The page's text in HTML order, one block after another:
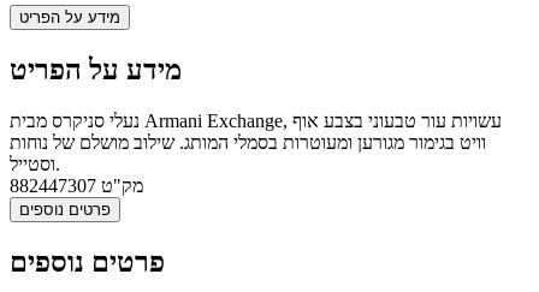
מידע על הפריט
מידע על הפריט
נעלי סניקרס מבית Armani Exchange, עשויות עור טבעוני בצבע אוף
וויט בגימור מגורען ומעוטרות בסמלי המותג. שילוב מושלם של נוחות
וסטייל.
מק"ט 882447307
פרטים נוספים
פרטים נוספים